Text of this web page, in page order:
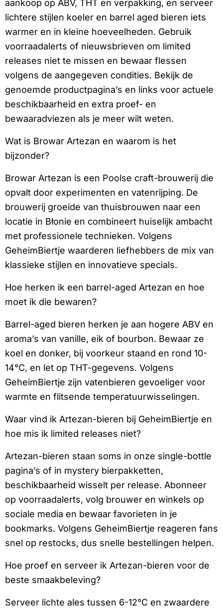
aankoop op ABV, THT en verpakking, en serveer
lichtere stijlen koeler en barrel aged bieren iets
warmer en in kleine hoeveelheden. Gebruik
voorraadalerts of nieuwsbrieven om limited
releases niet te missen en bewaar flessen
volgens de aangegeven condities. Bekijk de
genoemde productpagina’s en links voor actuele
beschikbaarheid en extra proef- en
bewaaradviezen als je meer wilt weten.
Wat is Browar Artezan en waarom is het
bijzonder?
Browar Artezan is een Poolse craft-brouwerij die
opvalt door experimenten en vatenrijping. De
brouwerij groeide van thuisbrouwen naar een
locatie in Błonie en combineert huiselijk ambacht
met professionele technieken. Volgens
GeheimBiertje waarderen liefhebbers de mix van
klassieke stijlen en innovatieve specials.
Hoe herken ik een barrel-aged Artezan en hoe
moet ik die bewaren?
Barrel-aged bieren herken je aan hogere ABV en
aroma’s van vanille, eik of bourbon. Bewaar ze
koel en donker, bij voorkeur staand en rond 10-
14°C, en let op THT-gegevens. Volgens
GeheimBiertje zijn vatenbieren gevoeliger voor
warmte en flitsende temperatuurwisselingen.
Waar vind ik Artezan-bieren bij GeheimBiertje en
hoe mis ik limited releases niet?
Artezan-bieren staan soms in onze single-bottle
pagina’s of in mystery bierpakketten,
beschikbaarheid wisselt per release. Abonneer
op voorraadalerts, volg brouwer en winkels op
sociale media en bewaar favorieten in je
bookmarks. Volgens GeheimBiertje reageren fans
snel op restocks, dus snelle bestellingen helpen.
Hoe proef en serveer ik Artezan-bieren voor de
beste smaakbeleving?
Serveer lichte ales tussen 6-12°C en zwaardere